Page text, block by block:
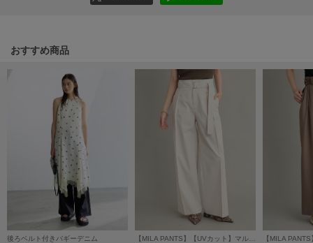
HOKA ONEONE
ホカ オネオネ
おすすめ商品
後ろベルト付きバギーデニム